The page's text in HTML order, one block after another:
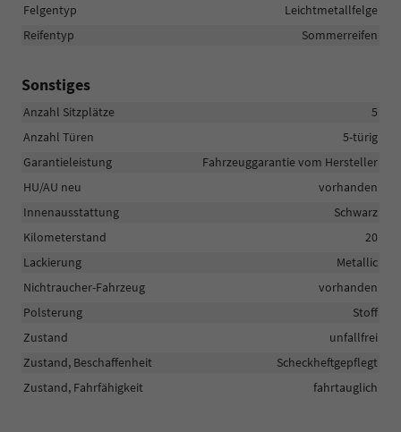
Felgentyp
Leichtmetallfelge
Reifentyp
Sommerreifen
Sonstiges
Anzahl Sitzplätze
5
Anzahl Türen
5-türig
Garantieleistung
Fahrzeuggarantie vom Hersteller
HU/AU neu
vorhanden
Innenausstattung
Schwarz
Kilometerstand
20
Lackierung
Metallic
Nichtraucher-Fahrzeug
vorhanden
Polsterung
Stoff
Zustand
unfallfrei
Zustand, Beschaffenheit
Scheckheftgepflegt
Zustand, Fahrfähigkeit
fahrtauglich